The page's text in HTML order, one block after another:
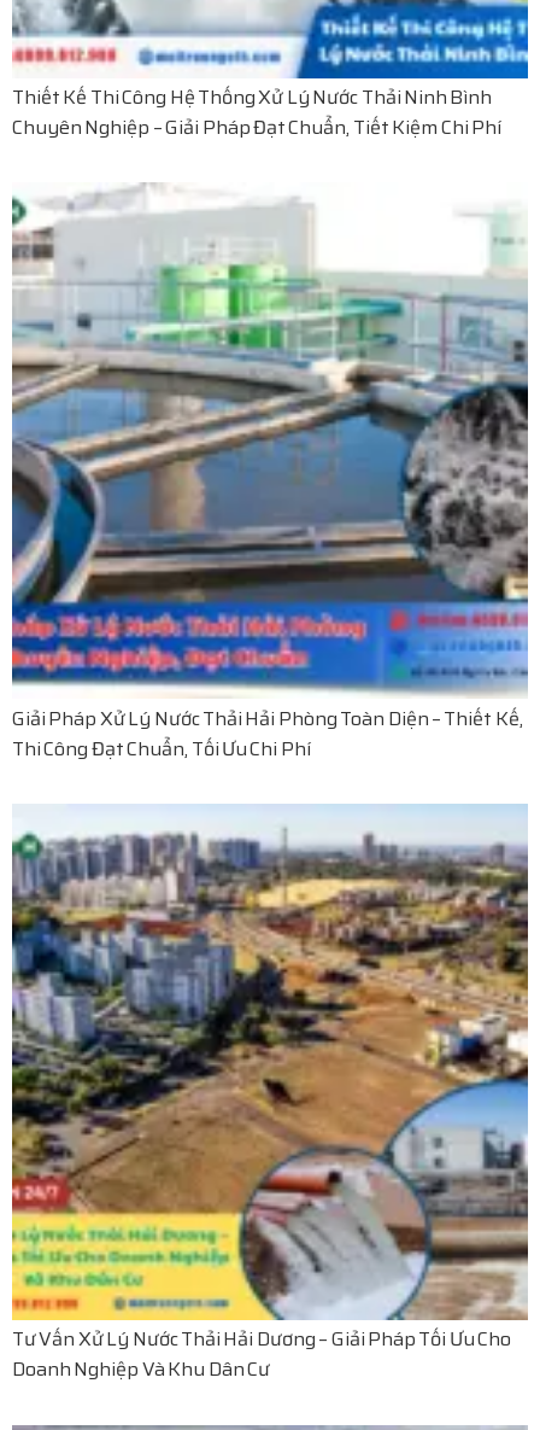
Thiết Kế Thi Công Hệ Thống Xử Lý Nước Thải Ninh Bình
Chuyên Nghiệp – Giải Pháp Đạt Chuẩn, Tiết Kiệm Chi Phí
Giải Pháp Xử Lý Nước Thải Hải Phòng Toàn Diện – Thiết Kế,
Thi Công Đạt Chuẩn, Tối Ưu Chi Phí
Tư Vấn Xử Lý Nước Thải Hải Dương – Giải Pháp Tối Ưu Cho
Doanh Nghiệp Và Khu Dân Cư